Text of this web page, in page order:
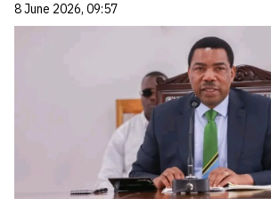
8 June 2026, 09:57